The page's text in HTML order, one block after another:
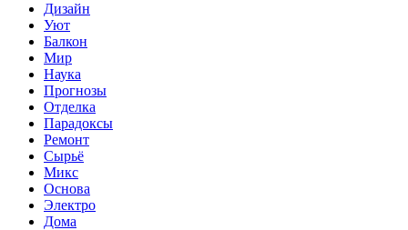
Дизайн
Уют
Балкон
Мир
Наука
Прогнозы
Отделка
Парадоксы
Ремонт
Сырьё
Микс
Основа
Электро
Дома